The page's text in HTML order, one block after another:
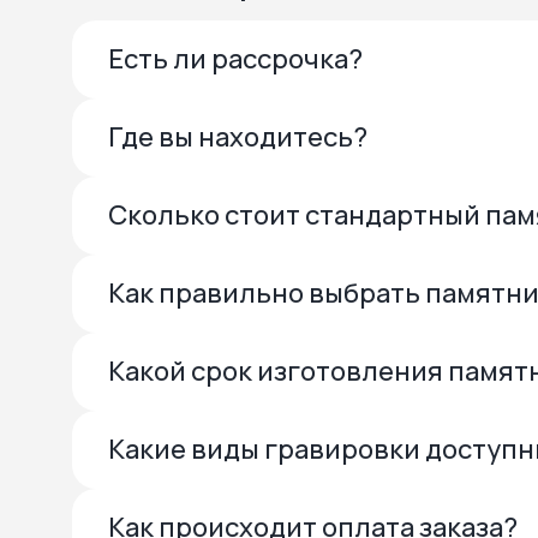
Есть ли рассрочка?
Где вы находитесь?
Сколько стоит стандартный
Как правильно выбрать
Какой срок изготовления
Какие виды гравировки
Как происходит оплата заказа?